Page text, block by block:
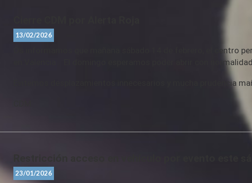
13/02/2026
Os informamos que mañana sábado 14 de febrero, el centro
en Valencia . El domingo esperamos poder abrir con
Evitemos desplazamientos innecesarios y mucha prudencia
Restricción acceso en vehículo por evento este
23/01/2026